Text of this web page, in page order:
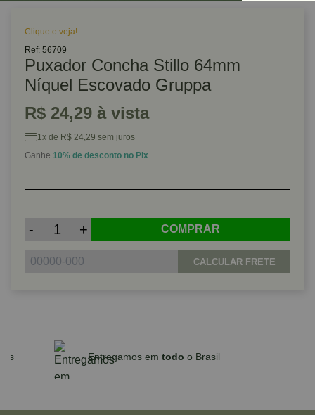
Clique e veja!
Ref: 56709
Puxador Concha Stillo 64mm
Níquel Escovado Gruppa
R$ 24,29 à vista
1x de R$ 24,29 sem juros
Ganhe 10% de desconto no Pix
- + COMPRAR
CALCULAR FRETE
Parcele em até 10x sem juros no cartão
para compras acima de R$590,00